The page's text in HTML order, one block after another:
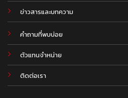
ข่าวสารและบทความ
.
คำถามที่พบบ่อย
ตัวแทนจำหน่าย
ติดต่อเรา